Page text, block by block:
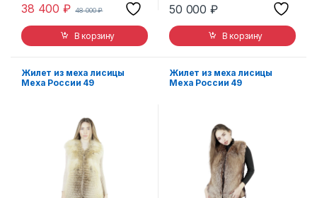
38 400₽ 48 000₽
В корзину
50 000₽
В корзину
Жилет из меха лисицы
Меха России 49
Жилет из меха лисицы
Меха России 49